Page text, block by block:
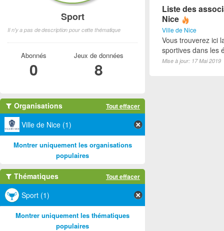
Liste des
Nice
Ville de Nice
Vous trouverez ici
sportives dans les
Mise à jour: 17 Mai 2019
Sport
Il n'y a pas de description pour cette thématique
Abonnés
0
Jeux de données
8
Organisations Tout effacer
Ville de Nice (1)
Montrer uniquement les organisations
populaires
Thématiques Tout effacer
Sport (1)
Montrer uniquement les thématiques
populaires